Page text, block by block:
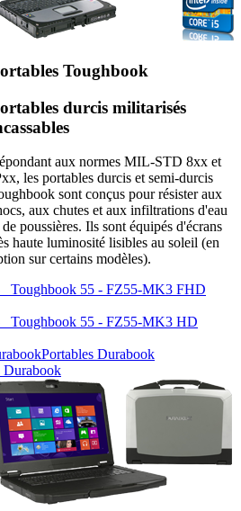
Toughbook
durcis militarisés
aux normes MIL-STD 8xx et
les portables durcis et semi-durcis
sont conçus pour résister aux
aux chutes et aux infiltrations d'eau
de poussières. Ils sont équipés d'écrans
haute luminosité lisibles au soleil (en
sur certains modèles).
55 - FZ55-MK3 FHD
55 - FZ55-MK3 HD
Portables Durabook
Durabook